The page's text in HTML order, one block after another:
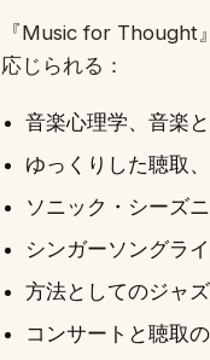
『Music for Thought
応じられる：
音楽心理学、音楽
ゆっくりした聴取
ソニック・シーズ
シンガーソングラ
方法としてのジャ
コンサートと聴取